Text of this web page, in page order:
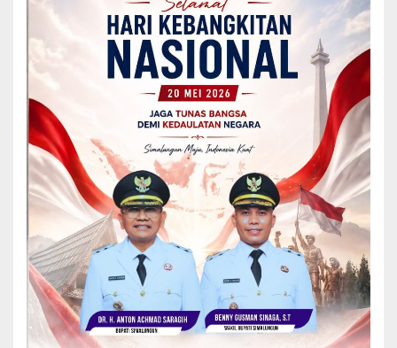
Sementara itu dari Poltekkes Kemenkes Medan Dr Oslida Martony
SKM MKes mengatakan bahwa kegiatan ini merupakan lanjutan
dari kegiatan webinar selama tiga hari sejak September 2021 lalu
secara daring, dan saat ini merupakan aplikasi dari kegiatan
sebelumnya terutama daerah lokus (lokasi khusus) stunting.
Dalam kegiatan tersebut menurut Martony, peserta akan menerima
materi tentang pengelolahan makanan lokal, mulai dari pengolahan
dan mengembangkannya untuk diberikan kepada anak-anak.
“Harapan kita adalah peserta dapat menyambungkan informasi
kepada ibu ibu yang memiliki balita di desa bagaimana memberikan
makanan berprotein tinggi yang berbasis lokal untuk membantu
mencegah stunting di daerah,”katanya.
Sebagai nara sumber dalam kegiatan itu yaitu Rismauli Maretha
Silalahi, ST, MT, MSc (Kepala Bidang Sosial Budaya dan Sumber
Daya Manusia, Bappeda Simalungun) dengan materi overview
penangan stunting lintas sektor di Kabupaten Simalungun, Dr. Tetty